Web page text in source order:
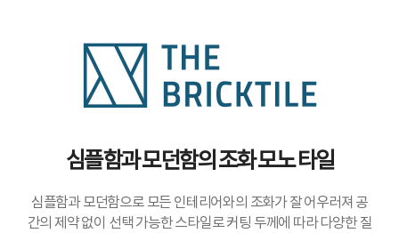
심플함과 모던함의 조화 모노 타일
심플함과 모던함으로 모든 인테리어와의 조화가 잘 어우러져 공
간의 제약 없이 선택 가능한 스타일로 커팅 두께에 따라 다양한 질